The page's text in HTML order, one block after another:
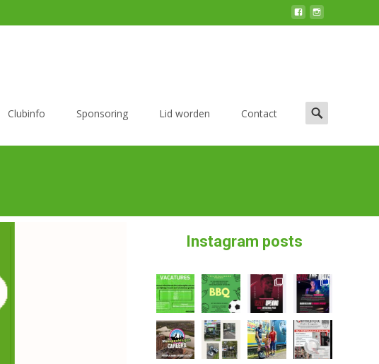
Clubinfo Sponsoring Lid worden Contact
Instagram posts